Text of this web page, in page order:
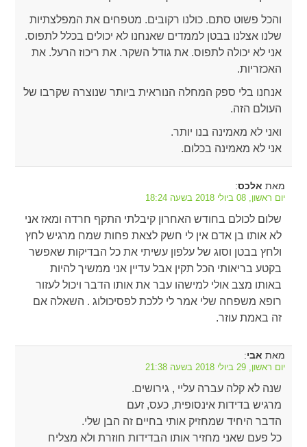
והכל פשוט סתם. כולנו רקובים. מטפחים את המפלצתיות
שלנו אצלנו בבטן לממדים שאנחנו לא יכולים בכלל לתפוס.
אני לא יכולה לתפוס. את גודל השקר. את ריכוז הרעל. את
האכזריות.
אנחנו בלי ספק המחלה הנוראית ביותר שנוצרה שקרבו של
העולם הזה.
ואני לא מאמינה בנו יותר.
אני לא מאמינה בכלום.
מאת אלכס:
יום ראשון, 08 ביולי 2018 בשעה 18:24
שלום לכולם בחודש האחרון קיבלתי התקף חרדה ומאז אני
לא אותו בן אדם אין לי חשק לצאת פחות שמח מרגיש לחץ
ולחץ בבטן וסוג של עלפון עשיתי את כל הבדיקות שאפשר
בקטע בריאותי הכל תקין אבל עדיין אני ממשיך להיות
באותו מצב אולי למישהו עבר את אותו הדבר ויכול לעזור
רופא משפחה שלי אמר לי ללכת לפסיכולוג . השאלה אם
זה באמת עוזר.
מאת אבי:
יום ראשון, 29 ביולי 2018 בשעה 21:38
שנה לא קלה עברה עליי , גירושים.
מרגיש בדידות אינסופית, כעס, זעם
הדבר היחיד שמחזיק אותי בחיים זה הבן שלי.
כל פעם שאני מחזיר אותו הבדידות חוזרת ולא מצליח